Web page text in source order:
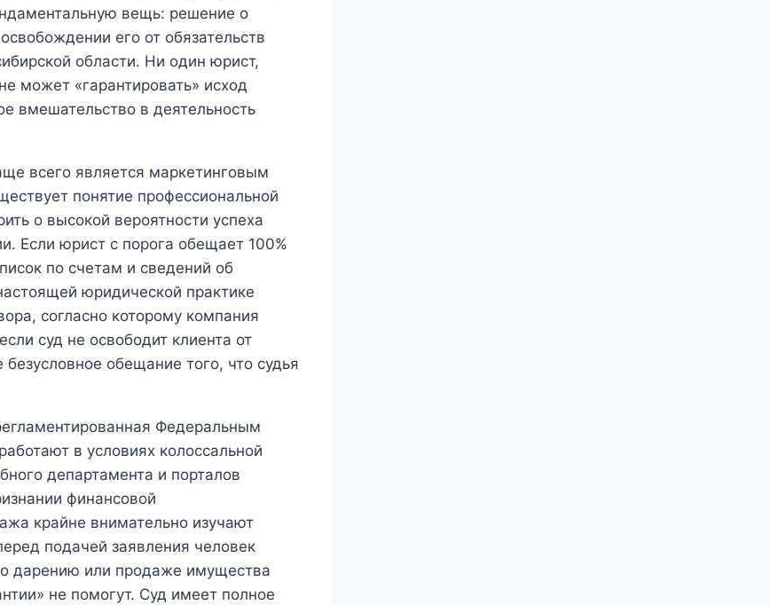
вещь: решение о
его от обязательств
области. Ни один юрист,
может «гарантировать» исход
вмешательство в деятельность
всего является маркетинговым
понятие профессиональной
о высокой вероятности успеха
Если юрист с порога обещает 100%
по счетам и сведений об
юридической практике
согласно которому компания
суд не освободит клиента от
обещание того, что судья
Федеральным
в условиях колоссальной
департамента и порталов
финансовой
крайне внимательно изучают
подачей заявления человек
дарению или продаже имущества
не помогут. Суд имеет полное